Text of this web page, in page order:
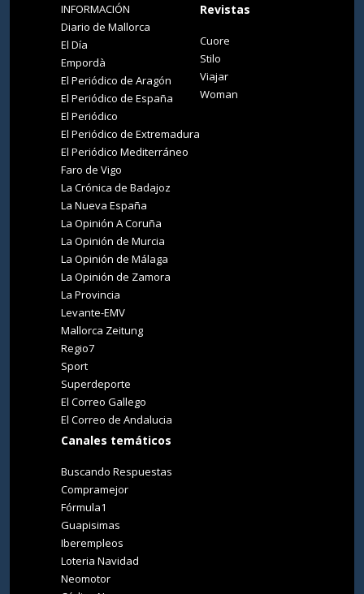
INFORMACIÓN
Diario de Mallorca
El Día
Empordà
El Periódico de Aragón
El Periódico de España
El Periódico
El Periódico de Extremadura
El Periódico Mediterráneo
Faro de Vigo
La Crónica de Badajoz
La Nueva España
La Opinión A Coruña
La Opinión de Murcia
La Opinión de Málaga
La Opinión de Zamora
La Provincia
Levante-EMV
Mallorca Zeitung
Regio7
Sport
Superdeporte
El Correo Gallego
El Correo de Andalucia
Canales temáticos
Buscando Respuestas
Compramejor
Fórmula1
Guapisimas
Iberempleos
Loteria Navidad
Neomotor
Revistas
Cuore
Stilo
Viajar
Woman